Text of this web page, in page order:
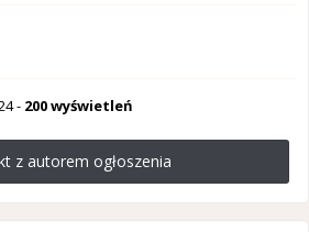
- 200 wyświetleń
z autorem ogłoszenia